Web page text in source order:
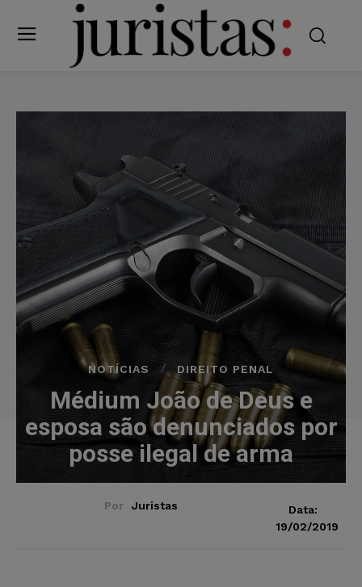
NOTÍCIAS DIREITO PENAL
Médium João de Deus e
esposa são denunciados por
posse ilegal de arma
Por Juristas
Data:
19/02/2019